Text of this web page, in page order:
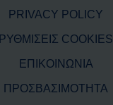
PRIVACY POLICY
ΡΥΘΜΙΣΕΙΣ COOKIES
ΕΠΙΚΟΙΝΩΝΙΑ
ΠΡΟΣΒΑΣΙΜΟΤΗΤΑ